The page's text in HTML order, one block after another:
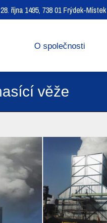
28. října 1495, 738 01 Frýdek-Místek
O společnosti
věže
působení